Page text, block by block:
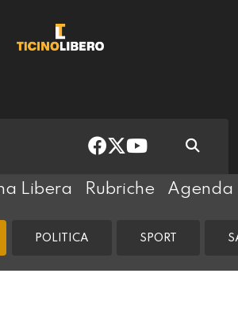
Libera Rubriche Agenda
POLITICA SPORT